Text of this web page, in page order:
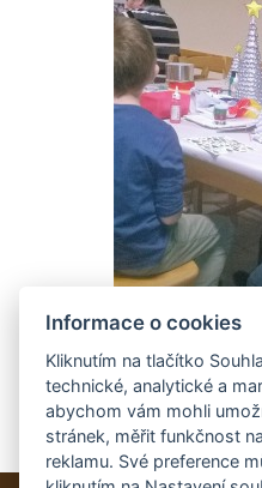
Informace o cookies
Kliknutím na tlačítko
technické, analytické a
abychom vám mohli
stránek, měřit funkčnost
reklamu. Své preference